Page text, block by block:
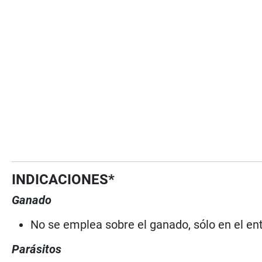
INDICACIONES*
Ganado
No se emplea sobre el ganado, sólo en el
Parásitos